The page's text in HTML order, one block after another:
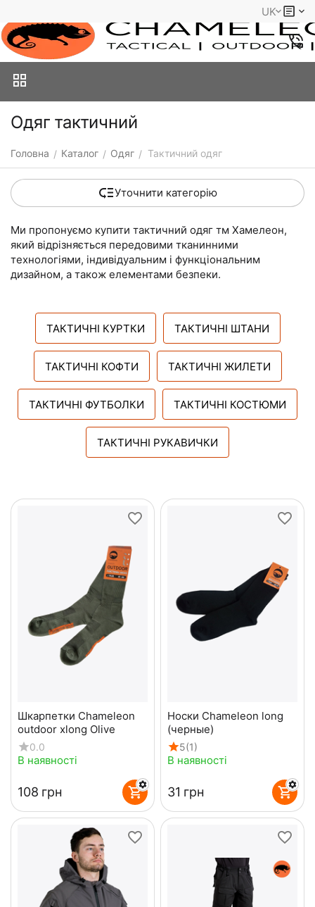
UK
Одяг тактичний
Головна / Каталог / Одяг / Тактичний одяг
Уточнити категорію
Шкарпетки Chameleon
outdoor xlong Olive
0.0
В наявності
‍108‍ грн
Носки Chameleon long
(черные)
5(1)
В наявності
‍31‍ грн
Ми пропонуємо купити тактичний одяг тм Хамелеон,
який відрізняється передовими тканинними
технологіями, індивідуальним і функціональним
дизайном, а також елементами безпеки.
ТАКТИЧНІ КУРТКИ ТАКТИЧНІ ШТАНИ
ТАКТИЧНІ КОФТИ ТАКТИЧНІ ЖИЛЕТИ
ТАКТИЧНІ ФУТБОЛКИ ТАКТИЧНІ КОСТЮМИ
ТАКТИЧНІ РУКАВИЧКИ